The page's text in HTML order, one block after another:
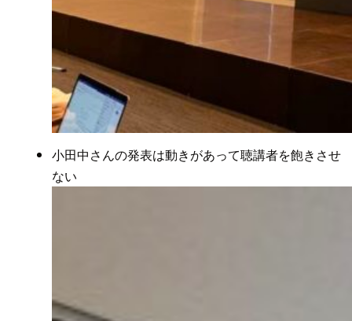
小田中さんの発表は動きがあって聴講者を飽きさせ
ない